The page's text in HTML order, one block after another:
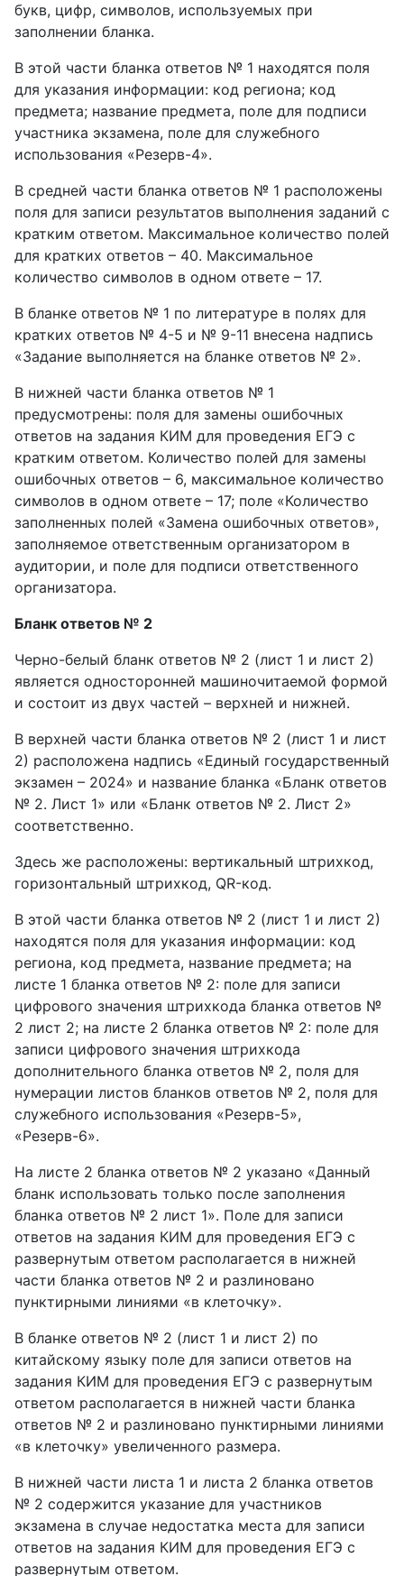
букв, цифр, символов, используемых при
заполнении бланка.
В этой части бланка ответов № 1 находятся поля
для указания информации: код региона; код
предмета; название предмета, поле для подписи
участника экзамена, поле для служебного
использования «Резерв-4».
В средней части бланка ответов № 1 расположены
поля для записи результатов выполнения заданий с
кратким ответом. Максимальное количество полей
для кратких ответов – 40. Максимальное
количество символов в одном ответе – 17.
В бланке ответов № 1 по литературе в полях для
кратких ответов № 4-5 и № 9-11 внесена надпись
«Задание выполняется на бланке ответов № 2».
В нижней части бланка ответов № 1
предусмотрены: поля для замены ошибочных
ответов на задания КИМ для проведения ЕГЭ с
кратким ответом. Количество полей для замены
ошибочных ответов – 6, максимальное количество
символов в одном ответе – 17; поле «Количество
заполненных полей «Замена ошибочных ответов»,
заполняемое ответственным организатором в
аудитории, и поле для подписи ответственного
организатора.
Бланк ответов № 2
Черно-белый бланк ответов № 2 (лист 1 и лист 2)
является односторонней машиночитаемой формой
и состоит из двух частей – верхней и нижней.
В верхней части бланка ответов № 2 (лист 1 и лист
2) расположена надпись «Единый государственный
экзамен – 2024» и название бланка «Бланк ответов
№ 2. Лист 1» или «Бланк ответов № 2. Лист 2»
соответственно.
Здесь же расположены: вертикальный штрихкод,
горизонтальный штрихкод, QR-код.
В этой части бланка ответов № 2 (лист 1 и лист 2)
находятся поля для указания информации: код
региона, код предмета, название предмета; на
листе 1 бланка ответов № 2: поле для записи
цифрового значения штрихкода бланка ответов №
2 лист 2; на листе 2 бланка ответов № 2: поле для
записи цифрового значения штрихкода
дополнительного бланка ответов № 2, поля для
нумерации листов бланков ответов № 2, поля для
служебного использования «Резерв-5»,
«Резерв-6».
На листе 2 бланка ответов № 2 указано «Данный
бланк использовать только после заполнения
бланка ответов № 2 лист 1». Поле для записи
ответов на задания КИМ для проведения ЕГЭ с
развернутым ответом располагается в нижней
части бланка ответов № 2 и разлиновано
пунктирными линиями «в клеточку».
В бланке ответов № 2 (лист 1 и лист 2) по
китайскому языку поле для записи ответов на
задания КИМ для проведения ЕГЭ с развернутым
ответом располагается в нижней части бланка
ответов № 2 и разлиновано пунктирными линиями
«в клеточку» увеличенного размера.
В нижней части листа 1 и листа 2 бланка ответов
№ 2 содержится указание для участников
экзамена в случае недостатка места для записи
ответов на задания КИМ для проведения ЕГЭ с
развернутым ответом.